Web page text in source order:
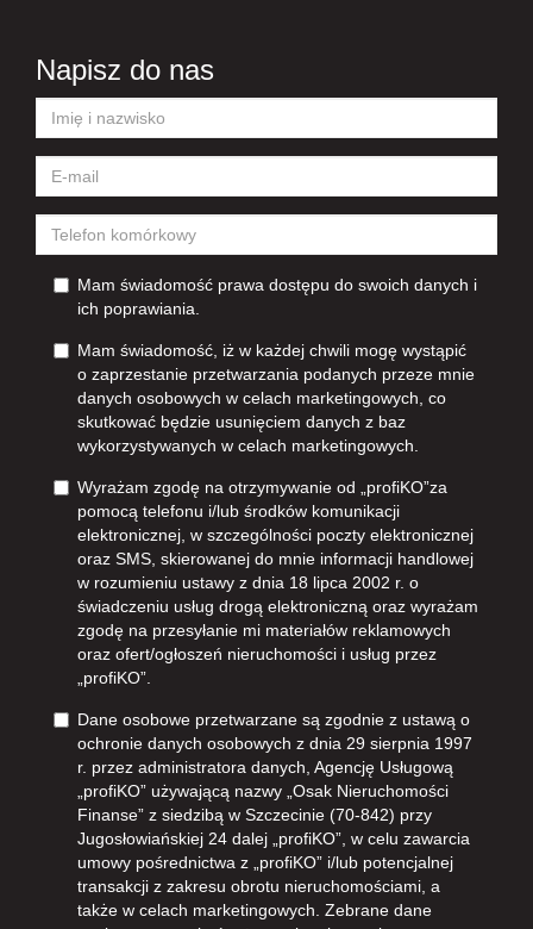
Napisz do nas
Mam świadomość prawa dostępu do swoich danych i
ich poprawiania.
Mam świadomość, iż w każdej chwili mogę wystąpić
o zaprzestanie przetwarzania podanych przeze mnie
danych osobowych w celach marketingowych, co
skutkować będzie usunięciem danych z baz
wykorzystywanych w celach marketingowych.
Wyrażam zgodę na otrzymywanie od „profiKO”za
pomocą telefonu i/lub środków komunikacji
elektronicznej, w szczególności poczty elektronicznej
oraz SMS, skierowanej do mnie informacji handlowej
w rozumieniu ustawy z dnia 18 lipca 2002 r. o
świadczeniu usług drogą elektroniczną oraz wyrażam
zgodę na przesyłanie mi materiałów reklamowych
oraz ofert/ogłoszeń nieruchomości i usług przez
„profiKO”.
Dane osobowe przetwarzane są zgodnie z ustawą o
ochronie danych osobowych z dnia 29 sierpnia 1997
r. przez administratora danych, Agencję Usługową
„profiKO” używającą nazwy „Osak Nieruchomości
Finanse” z siedzibą w Szczecinie (70-842) przy
Jugosłowiańskiej 24 dalej „profiKO”, w celu zawarcia
umowy pośrednictwa z „profiKO” i/lub potencjalnej
transakcji z zakresu obrotu nieruchomościami, a
także w celach marketingowych. Zebrane dane